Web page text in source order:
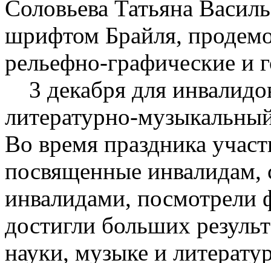
Соловьева Татьяна
шрифтом Брайля,
рельефно-графические и
3 декабря для
литературно-
Во время праздника
посвященные инвалидам,
инвалидами, посмотрели
достигли больших
науки, музыке и